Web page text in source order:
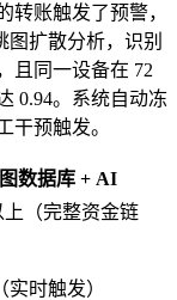
转账触发了预警，
图扩散分析，识别
且同一设备在 72
0.94。系统自动冻
干预触发。
图数据库 + AI
上（完整资金链
实时触发）